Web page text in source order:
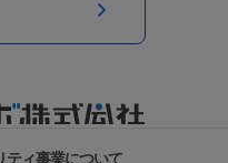
ティ事業について